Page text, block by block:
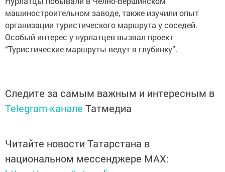
машиностроительном заводе, также изучили опыт
организации туристического маршрута у соседей.
Особый интерес у нурлатцев вызвал проект
“Туристические маршруты ведут в глубинку”.
Следите за самым важным и интересным в
Telegram-канале Татмедиа
Читайте новости Татарстана в
национальном мессенджере MАХ: